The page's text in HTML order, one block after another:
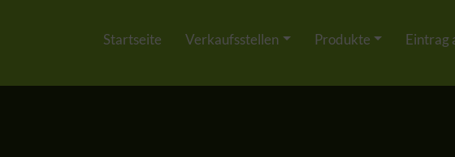
Startseite Verkaufsstellen Produkte Eintrag